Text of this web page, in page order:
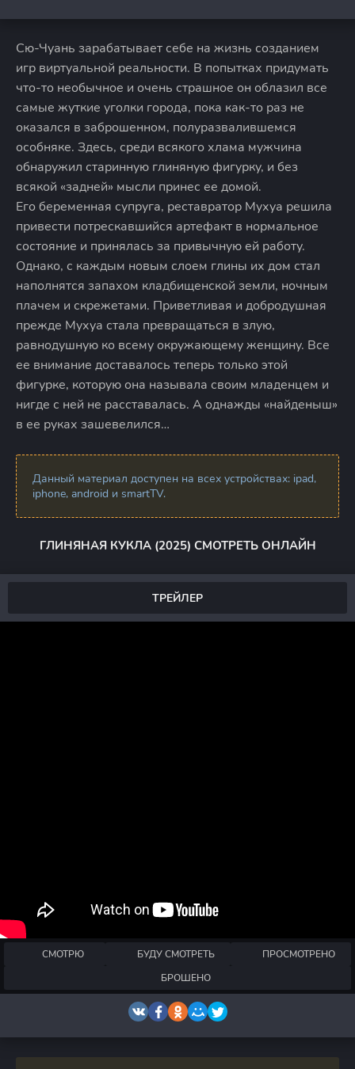
Сю-Чуань зарабатывает себе на жизнь созданием
игр виртуальной реальности. В попытках придумать
что-то необычное и очень страшное он облазил все
самые жуткие уголки города, пока как-то раз не
оказался в заброшенном, полуразвалившемся
особняке. Здесь, среди всякого хлама мужчина
обнаружил старинную глиняную фигурку, и без
всякой «задней» мысли принес ее домой.
Его беременная супруга, реставратор Мухуа решила
привести потрескавшийся артефакт в нормальное
состояние и принялась за привычную ей работу.
Однако, с каждым новым слоем глины их дом стал
наполнятся запахом кладбищенской земли, ночным
плачем и скрежетами. Приветливая и добродушная
прежде Мухуа стала превращаться в злую,
равнодушную ко всему окружающему женщину. Все
ее внимание доставалось теперь только этой
фигурке, которую она называла своим младенцем и
нигде с ней не расставалась. А однажды «найденыш»
в ее руках зашевелился…
Данный материал доступен на всех устройствах: ipad,
iphone, android и smartTV.
ГЛИНЯНАЯ КУКЛА (2025) СМОТРЕТЬ ОНЛАЙН
ТРЕЙЛЕР
СМОТРЮ БУДУ СМОТРЕТЬ
ПРОСМОТРЕНО
БРОШЕНО